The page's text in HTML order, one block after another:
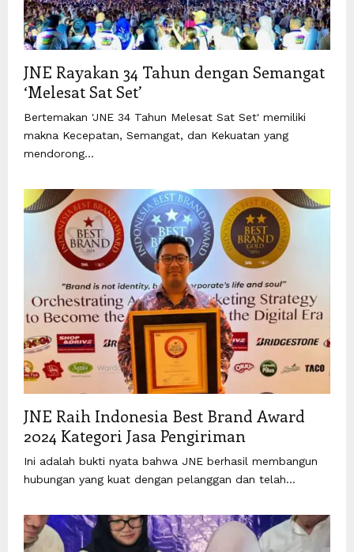
JNE Rayakan 34 Tahun dengan Semangat
‘Melesat Sat Set’
Bertemakan 'JNE 34 Tahun Melesat Sat Set' memiliki
makna Kecepatan, Semangat, dan Kekuatan yang
mendorong...
JNE Raih Indonesia Best Brand Award
2024 Kategori Jasa Pengiriman
Ini adalah bukti nyata bahwa JNE berhasil membangun
hubungan yang kuat dengan pelanggan dan telah...